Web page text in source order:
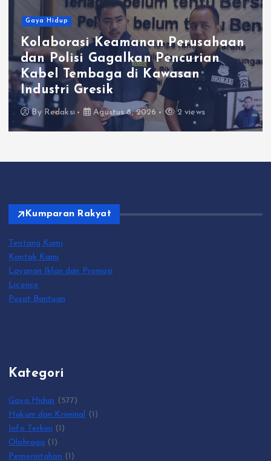
Gaya Hidup
Kolaborasi Keamanan Perusahaan
dan Polisi Gagalkan Pencurian
Kabel Tembaga di Kawasan
Industri Gresik
By Redaksi Agustus 8, 2026 2 views
Kumparan Rakyat
Tentang Kami
Kontak Kami
Layanan Iklan dan Promosi
Licence
Pusat Bantuan
Kategori
Gaya Hidup (577)
Hukum dan Kriminal
(1)
Info Terkini (1)
Olahraga (1)
Pemerintahan (1)